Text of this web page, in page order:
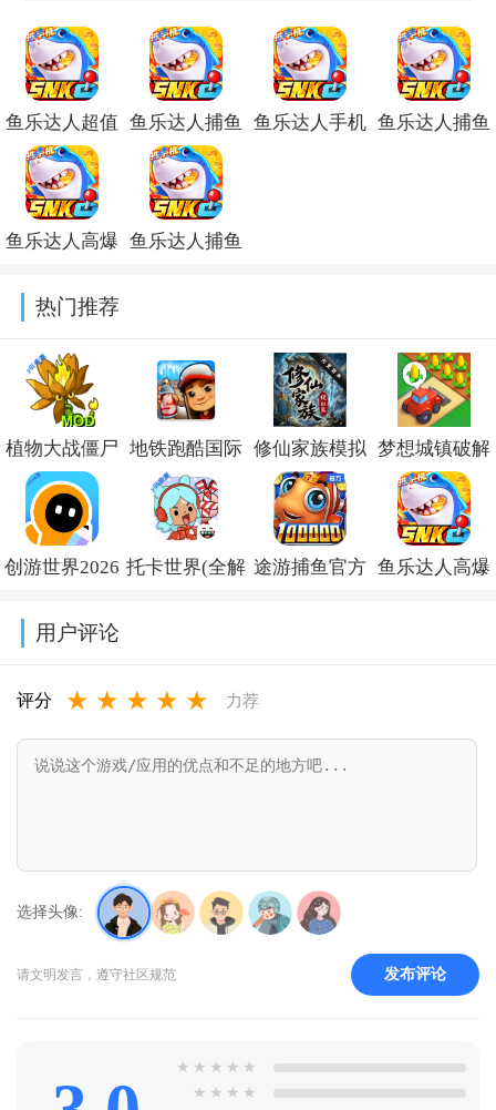
鱼乐达人超值
0.1折v1.3.0
鱼乐达人捕鱼
官方正版v1.3.0
鱼乐达人手机 鱼乐达人捕鱼
鱼乐达人高爆 鱼乐达人捕鱼
热门推荐
植物大战僵尸
融合版二创内
置菜单
(PlantsVsZombiesRH-
Mod)v3.8
地铁跑酷国际
服破解版下载
(Subway
Surf)v3.66.0
修仙家族模拟
器内置作弊菜
单折相思
v10.1.6
梦想城镇破解
版内置修改菜
单
创游世界2026 托卡世界(全解 途游捕鱼官方 鱼乐达人高爆
用户评论
评分 ★ ★ ★ ★ ★ 力荐
选择头像:
请文明发言，遵守社区规范 发布评论
★ ★ ★ ★ ★
★ ★ ★ ★